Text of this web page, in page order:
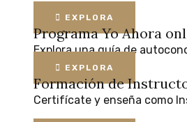
EXPLORA
Programa Yo Ahora
Explora una guía de
EXPLORA
Formación de
Certifícate y enseña como